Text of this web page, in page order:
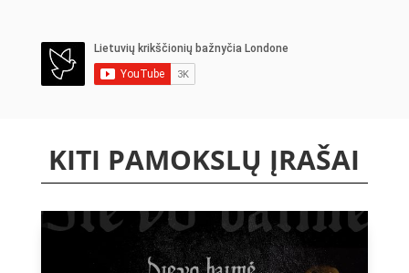
KITI PAMOKSLŲ ĮRAŠAI